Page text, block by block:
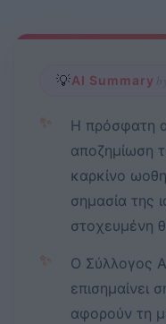
💡AI Summary
✨
Η πρόσφατη
αποζημίωση
καρκίνο
σημασία της
στοχευμένη
✨
Ο Σύλλογος
επισημαίνει
αφορούν τη